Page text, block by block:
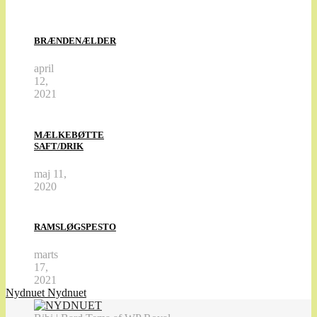
BRÆNDENÆLDER
april
12,
2021
MÆLKEBØTTE
SAFT/DRIK
maj 11,
2020
RAMSLØGSPESTO
marts
17,
2021
Nydnuet Nydnuet